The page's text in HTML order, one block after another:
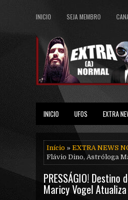
INICIO SEJA MEMBRO
INICIO UFOS EXTRA
Início » EXTRA NEWS
Flávio Dino, Astróloga
PRESSÁGIO!
Maricy Vogel